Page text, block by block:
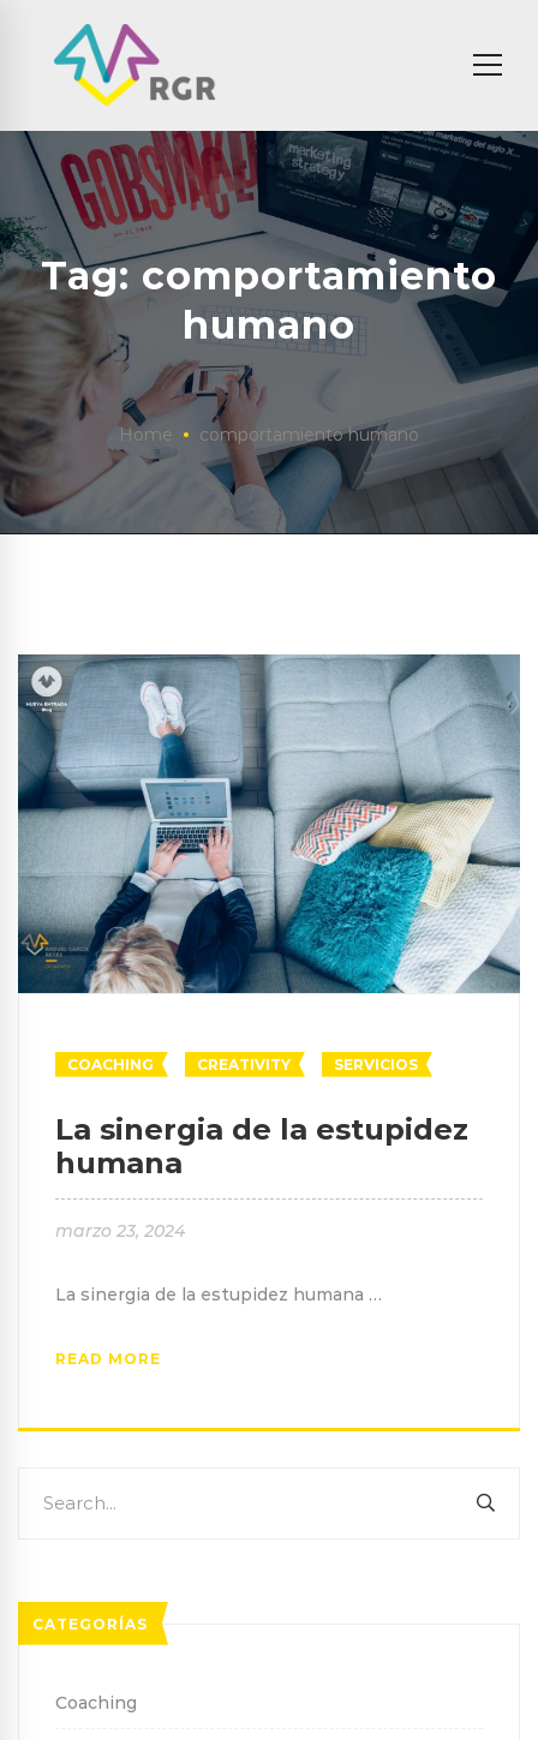
Tag: comportamiento
humano
Home comportamiento humano
COACHING CREATIVITY SERVICIOS
La sinergia de la estupidez
humana
marzo 23, 2024
La sinergia de la estupidez humana …
READ MORE
for:
CATEGORÍAS
Coaching